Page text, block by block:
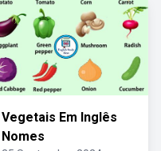
Vegetais Em Inglês
Nomes